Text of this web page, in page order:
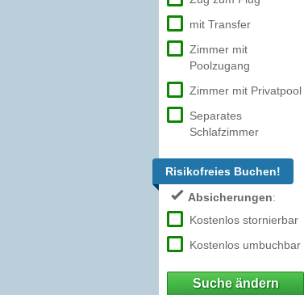
mit Transfer
Zimmer mit
Poolzugang
Zimmer mit Privatpool
Separates
Schlafzimmer
Risikofreies Buchen!
Absicherungen:
Kostenlos stornierbar
Kostenlos umbuchbar
Suche ändern